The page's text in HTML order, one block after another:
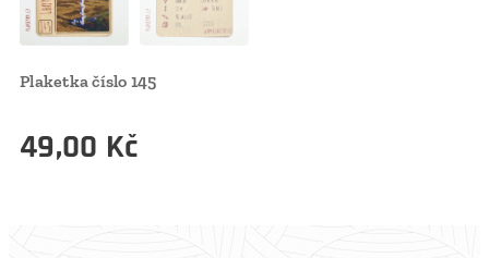
Plaketka číslo 145
49,00 Kč